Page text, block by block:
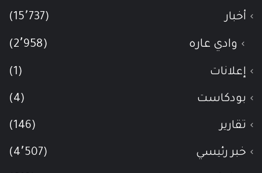
أخبار (15٬737)
وادي عاره (2٬958)
إعلانات (1)
بودكاست (4)
تقارير (146)
خبر رئيسي (4٬507)